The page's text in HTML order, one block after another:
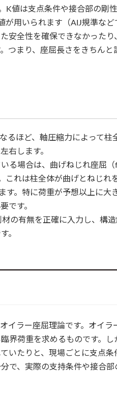
K値は支点条件や接合部の剛
用いられます（AIJ規準など
安全性を確保できなかったり
つまり、座屈長さをきちんと
るほど、軸圧縮力によって柱
右します。
る場合は、曲げねじれ座屈
これは柱全体が曲げとねじれ
す。特に荷重が予想以上に大
です。
の有無を正確に入力し、構
。
イラー座屈理論です。オイラ
界荷重を求めるものです。し
いたりと、現場ごとに支点条
で、実際の支持条件や接合部